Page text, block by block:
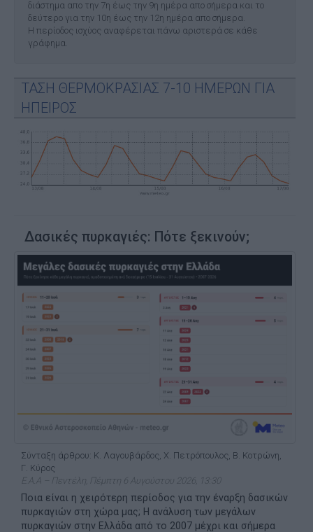
διάστημα απο την 7η έως την 9η ημέρα απο σήμερα και το
δεύτερο για την 10η έως την 12η ημέρα απο σήμερα.
Η περίοδος ισχύος αναφέρεται πάνω αριστερά σε κάθε
γράφημα.
ΤΑΣΗ ΘΕΡΜΟΚΡΑΣΙΑΣ 7-10 ΗΜΕΡΩΝ ΓΙΑ
ΗΠΕΙΡΟΣ
Δασικές πυρκαγιές: Πότε ξεκινούν;
Σύνταξη άρθρου: Κ. Λαγουβάρδος, Χ. Πετρόπουλος, Β. Κοτρώνη,
Γ. Κύρος
Ε.Α.Α – Πεντέλη, Πέμπτη 6 Αυγούστου 2026, 13:30
Ποια είναι η χειρότερη περίοδος για την έναρξη δασικών
πυρκαγιών στη χώρα μας; Η ανάλυση των μεγάλων
πυρκαγιών στην Ελλάδα από το 2007 μέχρι και σήμερα